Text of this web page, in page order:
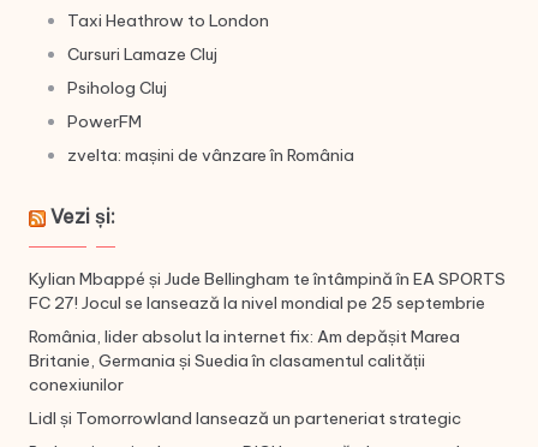
Taxi Heathrow to London
Cursuri Lamaze Cluj
Psiholog Cluj
PowerFM
zvelta: mașini de vânzare în România
Vezi și:
Kylian Mbappé și Jude Bellingham te întâmpină în EA SPORTS
FC 27! Jocul se lansează la nivel mondial pe 25 septembrie
România, lider absolut la internet fix: Am depășit Marea
Britanie, Germania și Suedia în clasamentul calității
conexiunilor
Lidl și Tomorrowland lansează un parteneriat strategic